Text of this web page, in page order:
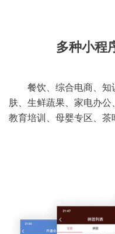
多种小程
餐饮、综合电商、知
肤、生鲜蔬果、家电办
教育培训、母婴专区、茶